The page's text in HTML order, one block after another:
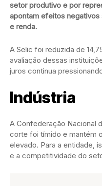
setor produtivo e por
apontam efeitos
e renda.
A Selic foi reduzida de
avaliação dessas
juros continua
Indústria
A Confederação Nacional
corte foi tímido e mantém
elevado. Para a entidade,
e a competitividade do